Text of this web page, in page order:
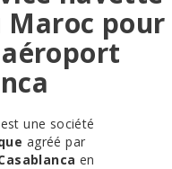
Maroc pour
est une société
agréé par
en